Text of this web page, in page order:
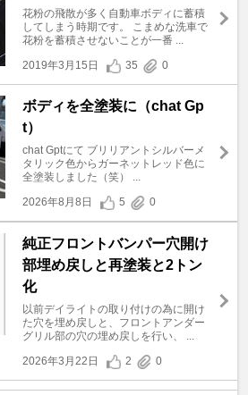
花粉の飛散が多く自動車ボディに蓄積
してしまう時期です。 こまめな洗車で
花粉を蓄積させないことが一番 ...
2019年3月15日
35 0
ボディを全塗装に（chat Gp
t）
chat Gptにて ブリリアントシルバーメ
タリック色からガーネットレッド色に
全塗装しました（笑） ...
2026年8月8日
5 0
純正フロントバンパー穴開け
部埋め戻しと再塗装と2トン
化
以前デイライトの取り付けの為に開け
た穴を埋め戻しと、フロントアンダー
グリル部の穴の埋め戻しを行い、 ...
2026年3月22日
2 0